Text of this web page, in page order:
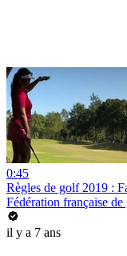
0:45
Règles de golf 2019 :
Fédération française
il y a 7 ans